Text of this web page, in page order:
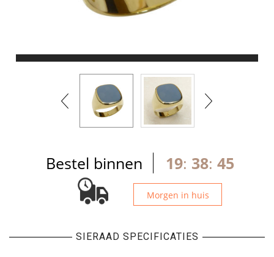
Bestel binnen 19: 38: 45
Morgen in huis
SIERAAD SPECIFICATIES